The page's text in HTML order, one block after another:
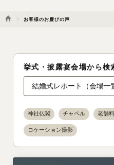
お客様のお慶びの声
挙式・披露宴会場から検
神社仏閣 チャペル 老舗
ロケーション撮影